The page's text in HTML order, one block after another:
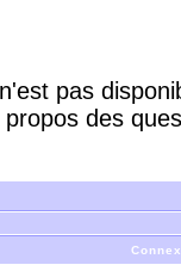
pas
des